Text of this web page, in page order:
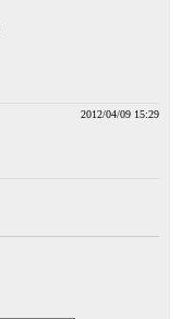
2012/04/09 15:29